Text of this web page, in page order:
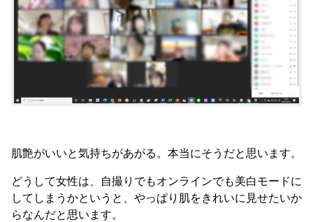
肌艶がいいと気持ちがあがる。本当にそうだと思います。
どうして女性は、自撮りでもオンラインでも美白モードに
してしまうかというと、やっぱり肌をきれいに見せたいか
らなんだと思います。